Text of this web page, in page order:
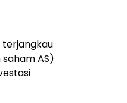
terjangkau
AS)